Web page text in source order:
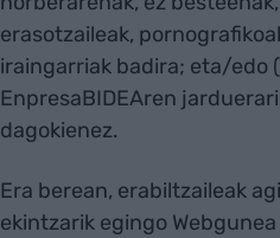
erasotzaileak,
iraingarriak badira; eta/edo
EnpresaBIDEAren
dagokienez.
Era berean, erabiltzaileak
ekintzarik egingo